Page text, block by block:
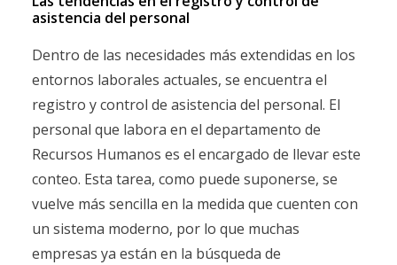
asistencia del personal
Dentro de las necesidades más extendidas en los
entornos laborales actuales, se encuentra el
registro y control de asistencia del personal. El
personal que labora en el departamento de
Recursos Humanos es el encargado de llevar este
conteo. Esta tarea, como puede suponerse, se
vuelve más sencilla en la medida que cuenten con
un sistema moderno, por lo que muchas
empresas ya están en la búsqueda de